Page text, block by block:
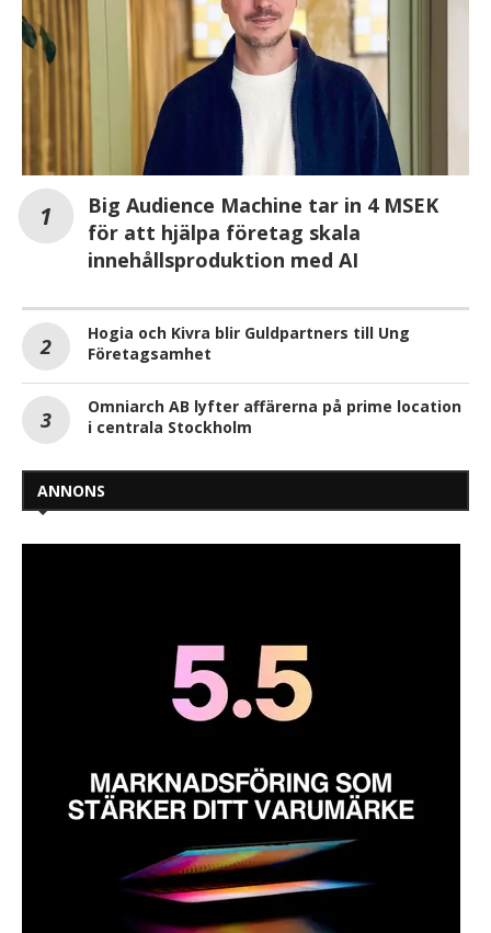
Big Audience Machine tar in 4 MSEK
för att hjälpa företag skala
innehållsproduktion med AI
Hogia och Kivra blir Guldpartners till Ung
Företagsamhet
Omniarch AB lyfter affärerna på prime location
i centrala Stockholm
ANNONS